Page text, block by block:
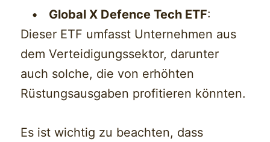
• Global X Defence Tech ETF:
Dieser ETF umfasst Unternehmen aus
dem Verteidigungssektor, darunter
auch solche, die von erhöhten
Rüstungsausgaben profitieren könnten.
Es ist wichtig zu beachten, dass